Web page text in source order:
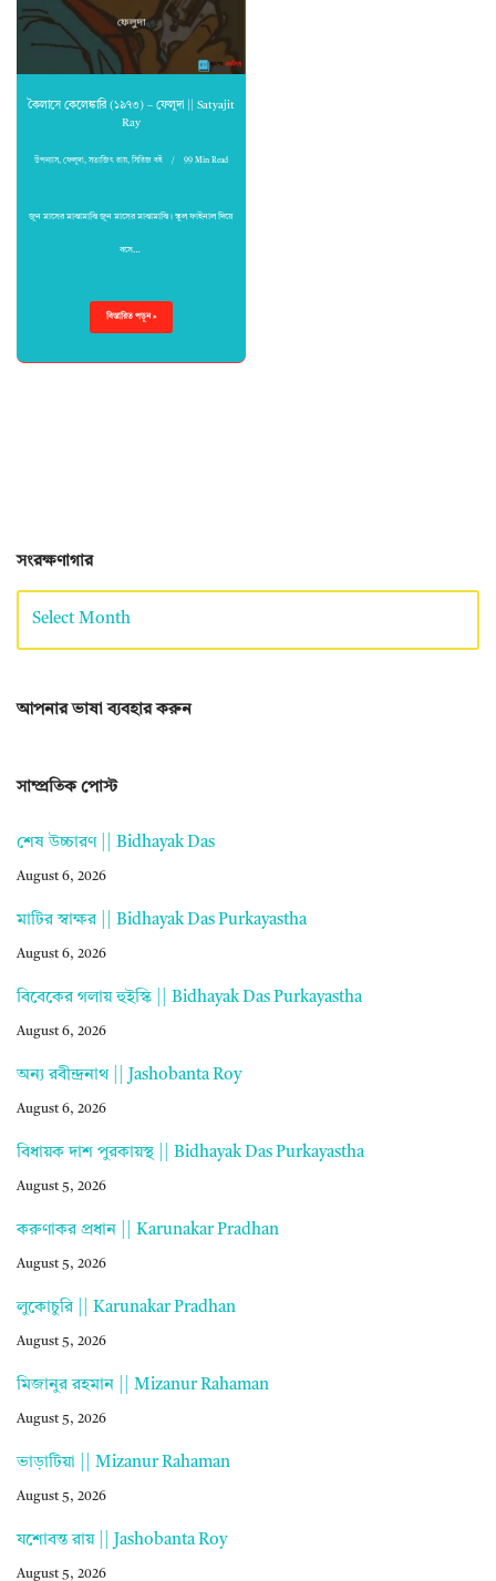
কৈলাসে কেলেঙ্কারি (১৯৭৩) – ফেলুদা || Satyajit
Ray
উপন্যাস, ফেলুদা, সত্যজিৎ রায়, সিরিজ বই 99 Min Read
জুন মাসের মাঝামাঝি জুন মাসের মাঝামাঝি। স্কুল ফাইনাল দিয়ে
বসে…
বিস্তারিত পড়ুন »
সংরক্ষণাগার
আপনার ভাষা ব্যবহার করুন
সাম্প্রতিক পোস্ট
শেষ উচ্চারণ || Bidhayak Das
August 6, 2026
মাটির স্বাক্ষর || Bidhayak Das Purkayastha
August 6, 2026
বিবেকের গলায় হুইস্কি || Bidhayak Das Purkayastha
August 6, 2026
অন্য রবীন্দ্রনাথ || Jashobanta Roy
August 6, 2026
বিধায়ক দাশ পুরকায়স্থ || Bidhayak Das Purkayastha
August 5, 2026
করুণাকর প্রধান || Karunakar Pradhan
August 5, 2026
লুকোচুরি || Karunakar Pradhan
August 5, 2026
মিজানুর রহমান || Mizanur Rahaman
August 5, 2026
ভাড়াটিয়া || Mizanur Rahaman
August 5, 2026
যশোবন্ত রায় || Jashobanta Roy
August 5, 2026